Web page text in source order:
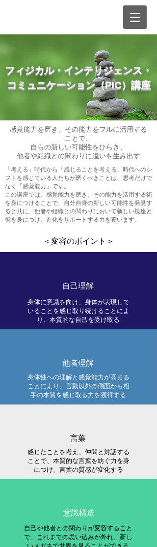
​フィジカル・インテリジェンス・
コミュニケーション（PIC）講座​
感覚能力を磨き、その能力をフルに活用する
ことで、
自らの新しい可能性をひらき、
他者や組織との関わりに違いを生み出す
「考える」時代から「感じることを考える」時代へのシ
フトを感じている人たちが磨くべきことは、思考だけで
なく「感覚能力」です。
この講座では、感覚能力を磨き、その能力を活用する術
を身につけることで、自分自身の新しい可能性を発見す
ると共に、他者や組織との関わりにおいて新しい視座と
術を身につけ、進化をサポートする力を養います。
＜変容のポイント＞
自己理解
身体に意識を向け、身体が表現して
いることを感じ取り続けることによ
り、本質的な自己を受け取る
他者理解
身体性への理解と感覚能力が高まる
ことにより、言動以外の側面から相
手の本質を感じ取る力を獲得する
言葉
感じたことを考え、​仲間と対話する
ことで、本質的な言葉を紡ぐ力を身
につけ、言葉の質感が変化する
意識構造
​自己や他者との関わりが変容すること
で、これまでの思い込みが外れ、新し